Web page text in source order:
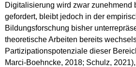
Digitalisierung wird zwar zunehmend
gefordert, bleibt jedoch in der
Bildungsforschung bisher
theoretische Arbeiten bereits
Partizipationspotenziale dieser
Marci-Boehncke, 2018; Schulz,